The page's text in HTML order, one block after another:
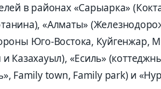
в районах «Сарыарка»
«Алматы»
Юго-Востока, Куйгенжар,
«Есиль»
Family town, Family park) и